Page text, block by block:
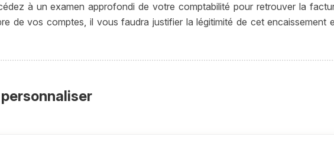
à un examen approfondi de votre comptabilité pour retrouver la
de vos comptes, il vous faudra justifier la légitimité de cet encaissement